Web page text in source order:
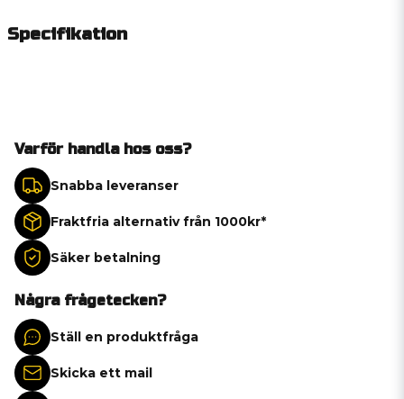
Specifikation
Varför handla hos oss?
Snabba leveranser
Fraktfria alternativ från 1000kr*
Säker betalning
Några frågetecken?
Ställ en produktfråga
Skicka ett mail